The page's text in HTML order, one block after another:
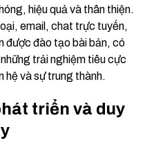
hiệu quả và thân thiện.
email, chat trực tuyến,
được đào tạo bài bản, có
trải nghiệm tiêu cực
hệ và sự trung thành.
triển và duy